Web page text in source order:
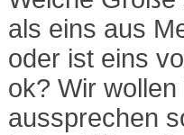
als eins aus
oder ist eins
ok? Wir
aussprechen